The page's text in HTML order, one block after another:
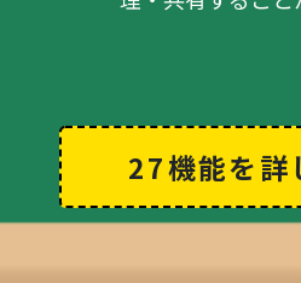
27機能を詳